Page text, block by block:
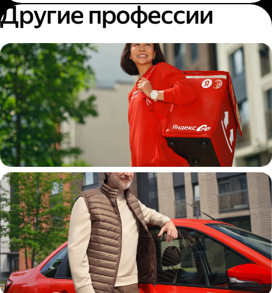
Другие профессии
Пеший курьер